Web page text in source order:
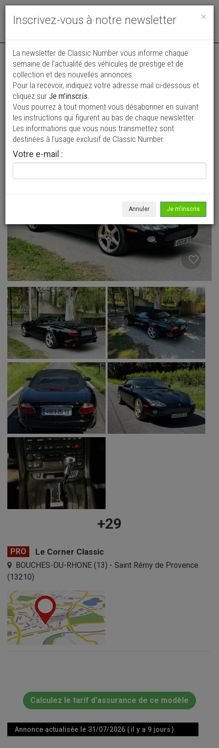
Toggle
Annonce actualisée le 31/07/2026 ( il y a 9 jours )
Jaguar XKR XKA Arden
49 990 €
2000 Cabriolet / roadster 54 000 km
+29
PRO Le Corner Classic
BOUCHES-DU-RHONE (13) - Saint Rémy de Provence
(13210)
Calculez le tarif d'assurance de ce modèle
Annonce actualisée le 31/07/2026 ( il y a 9 jours )
×
Inscrivez-vous à notre newsletter
La newsletter de Classic Number vous informe chaque
semaine de l’actualité des véhicules de prestige et de
collection et des nouvelles annonces.
Pour la recevoir, indiquez votre adresse mail ci-dessous et
cliquez sur Je m'inscris.
Vous pourrez à tout moment vous désabonner en suivant
les instructions qui figurent au bas de chaque newsletter.
Les informations que vous nous transmettez sont
destinées à l’usage exclusif de Classic Number.
Votre e-mail :
Annuler Je m'inscris